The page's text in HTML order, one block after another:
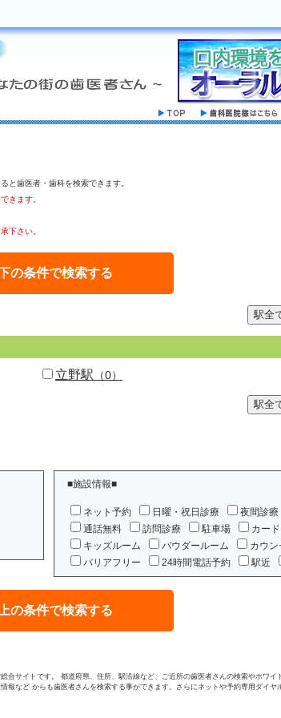
と歯医者・歯科を検索できます。
きます。
下さい。
立野駅 （0）
■施設情報■
ネット予約 日曜・祝日診療
夜間診療
通話無料
訪問診療 駐車場
カード
キッズルーム
パウダールーム
カウ
バリアフリー
24時間電話予約 駅近
合サイトです。 都道府県、住所、駅沿線など、ご近所の歯医者さんの検索やホワイ
報など からも歯医者さんを検索する事ができます。さらにネットや予約専用ダイ